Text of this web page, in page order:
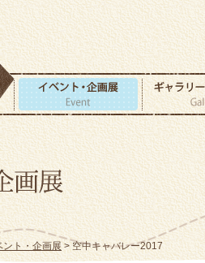
ント・企画展> 空中キャバレー2017